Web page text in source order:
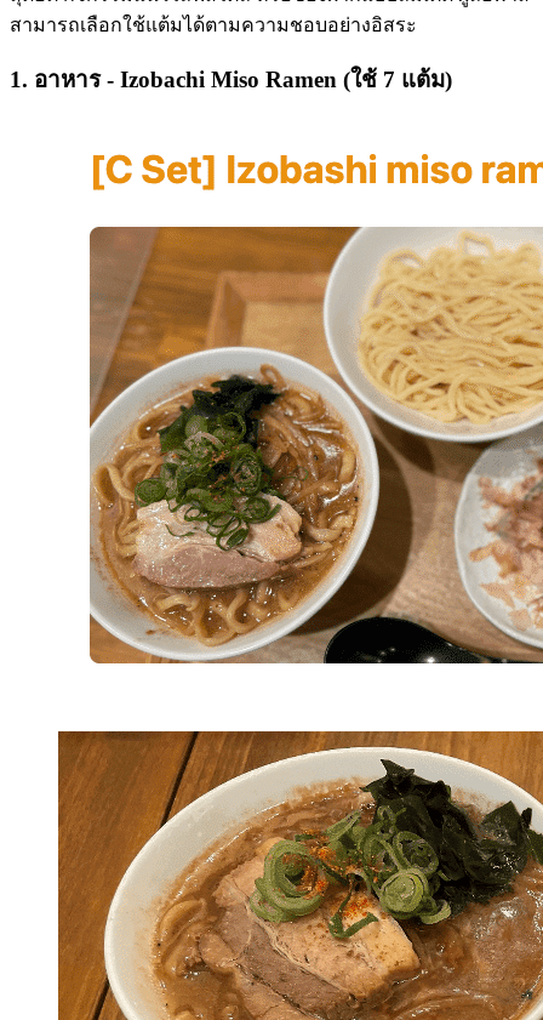
สามารถเลือกใช้แต้มได้ตามความชอบอย่างอิสระ
1. อาหาร - Izobachi Miso Ramen (ใช้ 7 แต้ม)